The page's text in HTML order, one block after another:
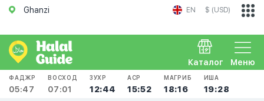
Ghanzi EN $ (USD)
Меню
Каталог
ФАДЖР
05:47
ВОСХОД
07:01
ЗУХР
12:44
АСР
15:52
МАГРИБ
18:16
ИША
19:28